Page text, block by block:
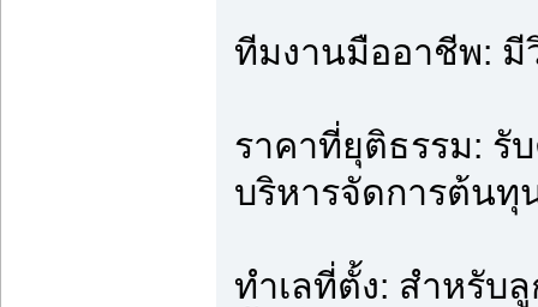
ทีมงานมืออาชีพ: มี
ราคาที่ยุติธรรม: รั
บริหารจัดการต้นทุ
ทำเลที่ตั้ง: สำหรับ